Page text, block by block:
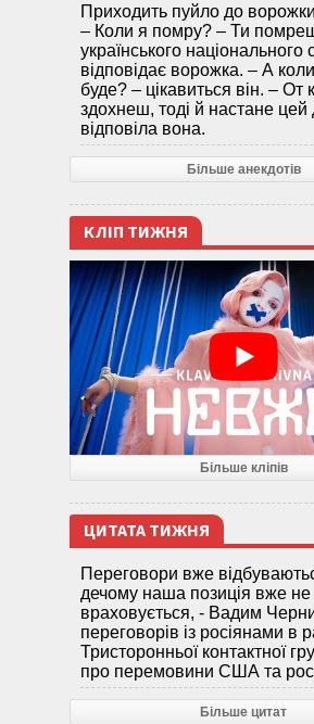
Приходить пуйло до
– Коли я помру? – Ти
українського національного
відповідає ворожка. – А
буде? – цікавиться він. – От
здохнеш, тоді й настане цей
відповіла вона.
Більше анекдотів
КЛІП ТИЖНЯ
Більше кліпів
ЦИТАТА ТИЖНЯ
Переговори вже
дечому наша позиція вже не
враховується, - Вадим
переговорів із росіянами в
Тристоронньої контактної
про перемовини США та
Більше цитат